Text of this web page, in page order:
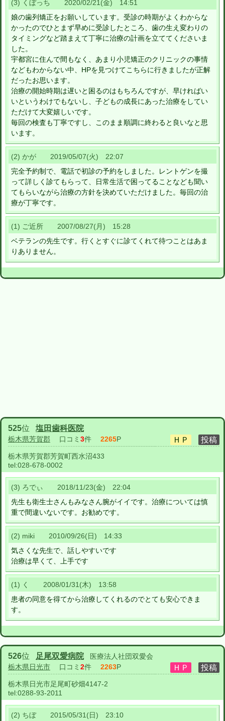
(3) くぼっち 2020/02/21(金) 14:51
娘の歯列矯正をお願いしています。受診の時期がよくわからな
かったのでひとまず早めに受診したところ、歯の生え変わりの
タイミングなど踏まえて丁寧に治療の計画を立ててくださいま
した。
宇都宮に住んで間もなく、あまり小児矯正のクリニックの事情
などもわからない中、HPを見つけてこちらに行きましたが正解
だったお思います。
治療の開始時期は遅いと困るのはもちろんですが、早ければい
いというわけでもないし、子どもの成長にあった治療をしてい
ただけて大変嬉しいです。
毎回の検査も丁寧ですし、このまま順調に終わると良いなと思
います。
(2) かが 2019/05/07(火) 22:07
完全予約制で、電話で初診の予約をしました。レントゲンを撮
って詳しく診てもらって、日常生活で困ってることなども聞い
てもらいながら治療の方針を決めていただけました。毎回の治
療が丁寧です。
(1) ご近所 2007/08/27(月) 15:28
ベテランの先生です。行くとすぐに診てくれて待つことはあま
りありません。
525位 塩田歯科医院
栃木県芳賀郡 口コミ 3件 2265P
栃木県芳賀郡芳賀町西水沼433
tel:028-678-0002
(3) ろでぃ 2018/11/23(金) 22:04
先生も衛生士さんもみなさん腕がイイです。治療については慎
重で間違いないです。お勧めです。
(2) miki 2010/09/26(日) 14:33
気さくな先生で、話しやすいです
治療は早くて、上手です
(1) く 2008/01/31(木) 13:58
患者の同意を得てから治療してくれるのでとても安心できま
す。
526位 足尾双愛病院
医療法人社団双愛会
栃木県日光市 口コミ 2件 2263P
栃木県日光市足尾町砂畑4147-2
tel:0288-93-2011
(2) ちぼ 2015/05/31(日) 23:10